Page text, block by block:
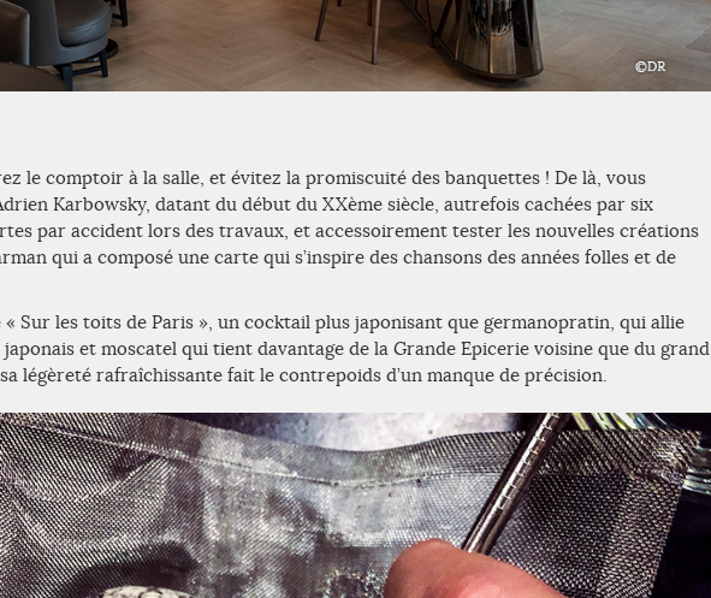
le comptoir à la salle, et évitez la promiscuité des banquettes ! De là, vous
Karbowsky, datant du début du XXème siècle, autrefois cachées par six
par accident lors des travaux, et accessoirement tester les nouvelles créations
qui a composé une carte qui s’inspire des chansons des années folles et de
« Sur les toits de Paris », un cocktail plus japonisant que germanopratin, qui allie
et moscatel qui tient davantage de la Grande Epicerie voisine que du grand
légèreté rafraîchissante fait le contrepoids d’un manque de précision.